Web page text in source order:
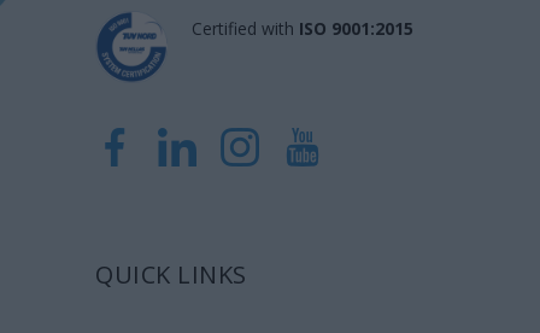
Certified with ISO 9001:2015
QUICK LINKS